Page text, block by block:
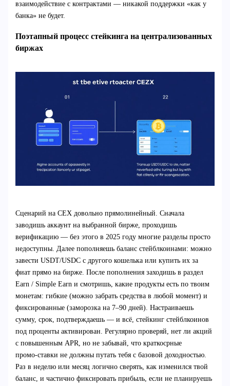
взаимодействие с контрактами — никакой поддержки «как у
банка» не будет.
Поэтапный процесс стейкинга на централизованных
биржах
Сценарий на CEX довольно прямолинейный. Сначала
заводишь аккаунт на выбранной бирже, проходишь
верификацию — без этого в 2025 году многие разделы просто
недоступны. Далее пополняешь баланс стейблкоинами: можно
завести USDT/USDC с другого кошелька или купить их за
фиат прямо на бирже. После пополнения заходишь в раздел
Earn / Simple Earn и смотришь, какие продукты есть по твоим
монетам: гибкие (можно забрать средства в любой момент) и
фиксированные (заморозка на 7–90 дней). Настраиваешь
сумму, срок, подтверждаешь — и всё, стейкинг стейблкоинов
под проценты активирован. Регулярно проверяй, нет ли акций
с повышенным APR, но не забывай, что краткосрные
промо‑ставки не должны путать тебя с базовой доходностью.
Раз в неделю или месяц логично сверять, как изменился твой
баланс, и частично фиксировать прибыль, если не планируешь